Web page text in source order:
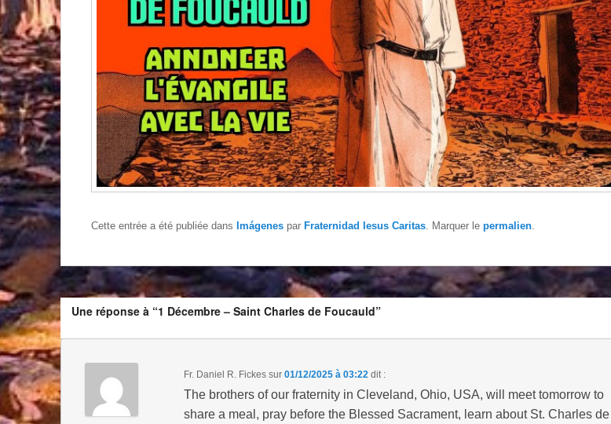
Cette entrée a été publiée dans Imágenes par Fraternidad Iesus Caritas . Marquer le permalien
Une réponse à “1 Décembre – Saint Charles de Foucauld”
Fr. Daniel R. Fickessur 01/12/2025 à 03:22 dit :
The brothers of our fraternity in Cleveland, Ohio, USA, will meet tomorrow to
share a meal, pray before the Blessed Sacrament, learn about St. Charles de